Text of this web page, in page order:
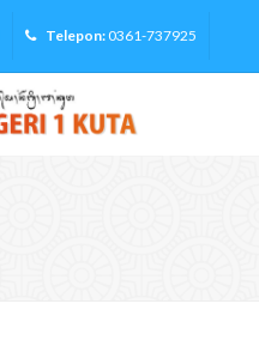
Telepon: 0361-737925